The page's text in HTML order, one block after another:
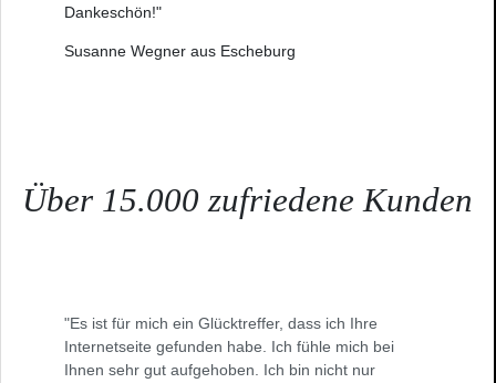
Dankeschön!"
Susanne Wegner aus Escheburg
Über 15.000 zufriedene Kunden
"Es ist für mich ein Glücktreffer, dass ich Ihre
Internetseite gefunden habe. Ich fühle mich bei
Ihnen sehr gut aufgehoben. Ich bin nicht nur